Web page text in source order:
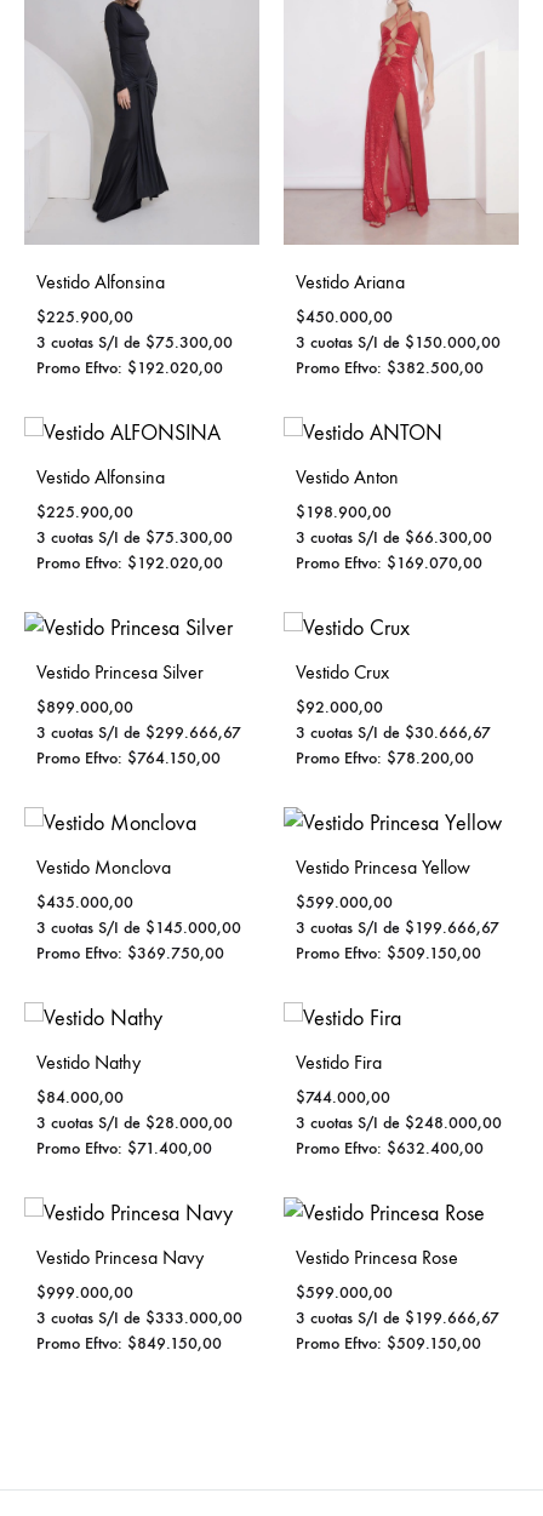
Vestido Alfonsina
$225.900,00
3 cuotas S/I de $75.300,00
Promo Eftvo: $192.020,00
Vestido Ariana
$450.000,00
3 cuotas S/I de $150.000,00
Promo Eftvo: $382.500,00
Vestido Alfonsina
$225.900,00
3 cuotas S/I de $75.300,00
Promo Eftvo: $192.020,00
Vestido Anton
$198.900,00
3 cuotas S/I de $66.300,00
Promo Eftvo: $169.070,00
Vestido Princesa Silver
$899.000,00
3 cuotas S/I de $299.666,67
Promo Eftvo: $764.150,00
Vestido Crux
$92.000,00
3 cuotas S/I de $30.666,67
Promo Eftvo: $78.200,00
Vestido Monclova
$435.000,00
3 cuotas S/I de $145.000,00
Promo Eftvo: $369.750,00
Vestido Princesa Yellow
$599.000,00
3 cuotas S/I de $199.666,67
Promo Eftvo: $509.150,00
Vestido Nathy
$84.000,00
3 cuotas S/I de $28.000,00
Promo Eftvo: $71.400,00
Vestido Fira
$744.000,00
3 cuotas S/I de $248.000,00
Promo Eftvo: $632.400,00
Vestido Princesa Navy
$999.000,00
3 cuotas S/I de $333.000,00
Promo Eftvo: $849.150,00
Vestido Princesa Rose
$599.000,00
3 cuotas S/I de $199.666,67
Promo Eftvo: $509.150,00